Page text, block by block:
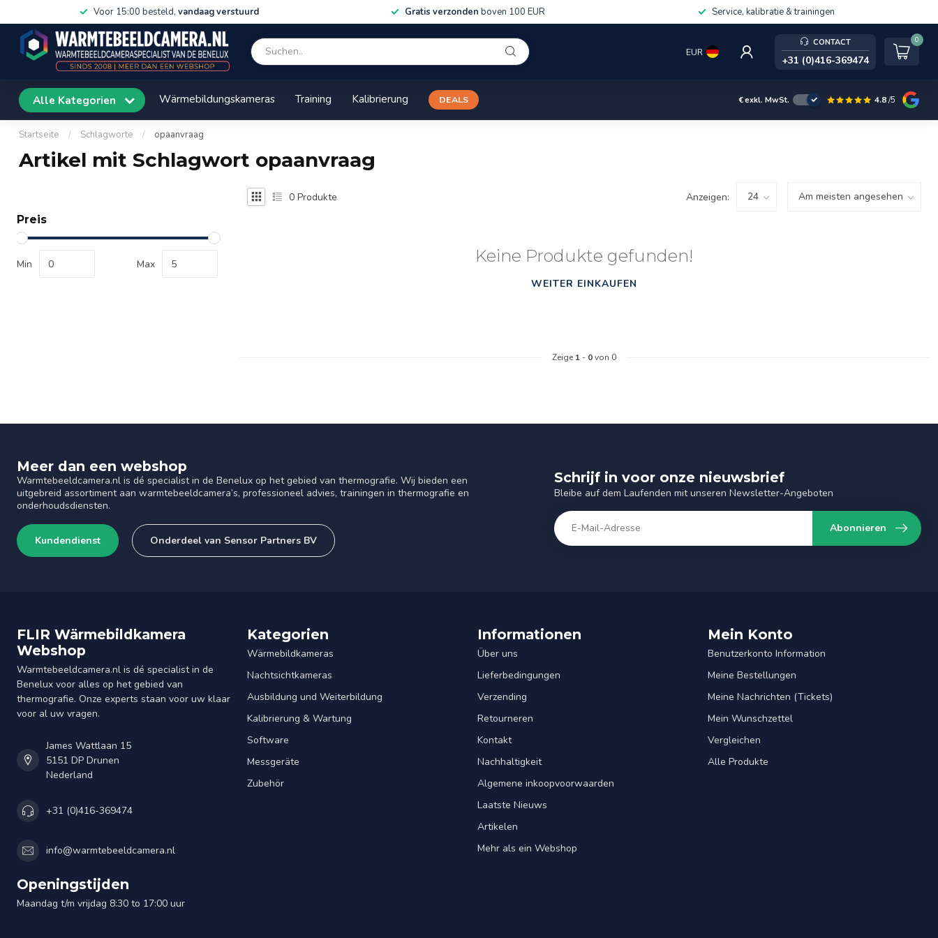
Voor 15:00 besteld, vandaag verstuurd Gratis verzonden boven 100 EUR Service, kalibratie & trainingen
EUR
CONTACT
+31 (0)416-369474
0
Alle Kategorien Wärmebildungskameras Training Kalibrierung DEALS €exkl. MwSt. 4.8/5
Startseite / Schlagworte / opaanvraag
Artikel mit Schlagwort opaanvraag
Preis
Min Max
0 Produkte Anzeigen:
Keine Produkte gefunden!
WEITER EINKAUFEN
Zeige 1 - 0von 0
Meer dan een webshop
Warmtebeeldcamera.nl is dé specialist in de Benelux op het gebied van thermografie. Wij bieden een
uitgebreid assortiment aan warmtebeeldcamera’s, professioneel advies, trainingen in thermografie en
onderhoudsdiensten.
Kundendienst Onderdeel van Sensor Partners BV
Schrijf in voor onze nieuwsbrief
Bleibe auf dem Laufenden mit unseren Newsletter-Angeboten
Abonnieren
FLIR Wärmebildkamera
Webshop
Warmtebeeldcamera.nl is dé specialist in de
Benelux voor alles op het gebied van
thermografie. Onze experts staan voor uw klaar
voor al uw vragen.
James Wattlaan 15
5151 DP Drunen
Nederland
+31 (0)416-369474
info@warmtebeeldcamera.nl
Openingstijden
Maandag t/m vrijdag 8:30 to 17:00 uur
Kategorien
Wärmebildkameras
Nachtsichtkameras
Ausbildung und Weiterbildung
Kalibrierung & Wartung
Software
Messgeräte
Zubehör
Informationen
Über uns
Lieferbedingungen
Verzending
Retourneren
Kontakt
Nachhaltigkeit
Algemene inkoopvoorwaarden
Laatste Nieuws
Artikelen
Mehr als ein Webshop
Mein Konto
Benutzerkonto Information
Meine Bestellungen
Meine Nachrichten (Tickets)
Mein Wunschzettel
Vergleichen
Alle Produkte